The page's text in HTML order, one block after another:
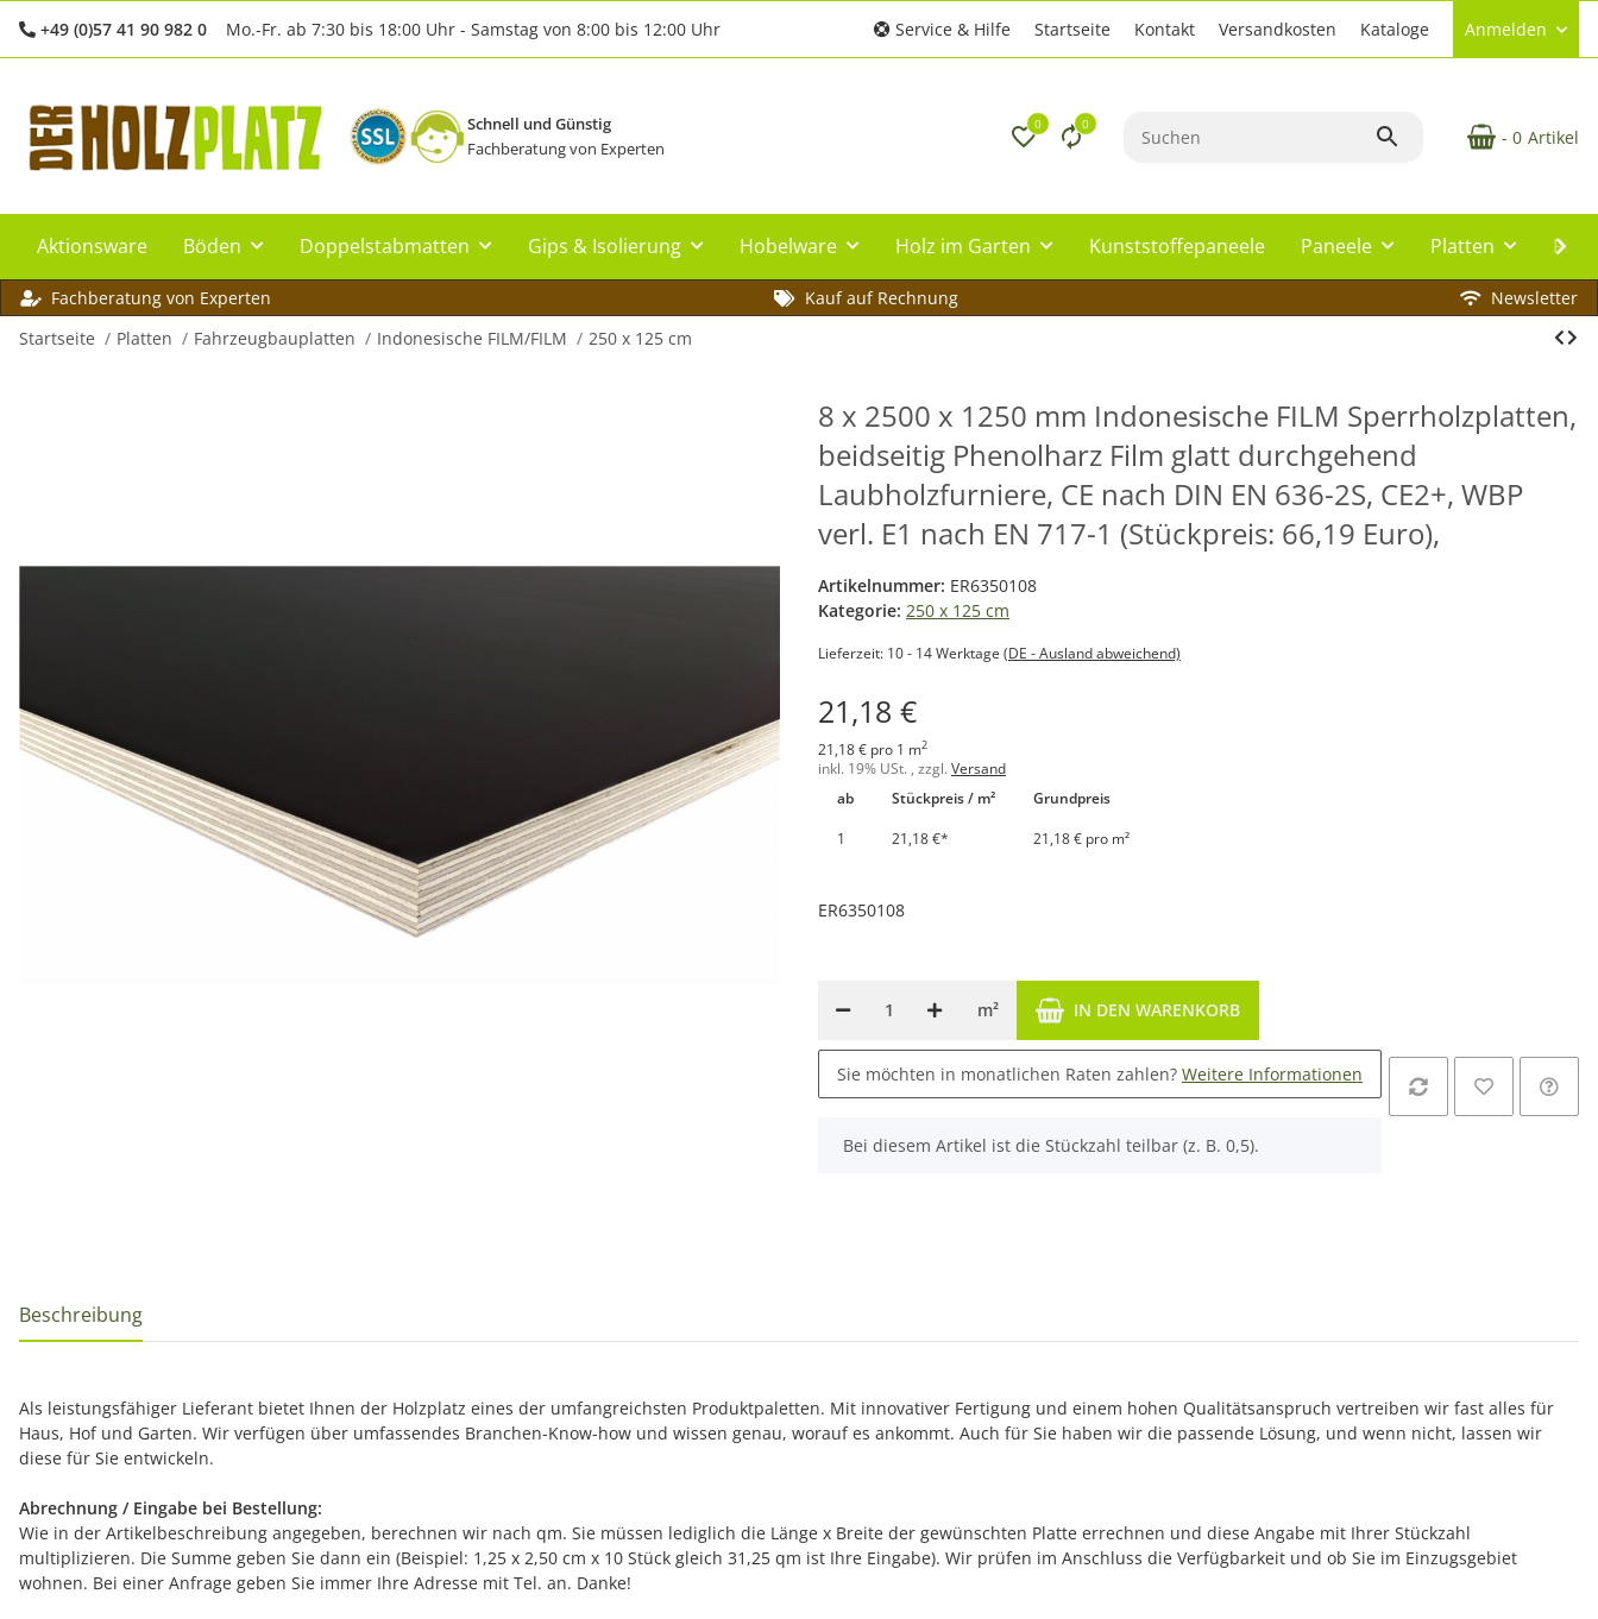
+49 (0)57 41 90 982 0 Mo.-Fr. ab 7:30 bis 18:00 Uhr - Samstag von 8:00 bis 12:00 Uhr Service & Hilfe Startseite Kontakt Versandkosten Kataloge Anmelden
Schnell und Günstig
Fachberatung von Experten
0 0
- 0 Artikel
Aktionsware Böden Doppelstabmatten Gips & Isolierung Hobelware Holz im Garten Kunststoffepaneele Paneele Platten
Fachberatung von Experten Kauf auf Rechnung
Newsletter
Startseite
Platten Fahrzeugbauplatten Indonesische FILM/FILM 250 x 125 cm
8 x 2500 x 1250 mm Indonesische FILM Sperrholzplatten,
beidseitig Phenolharz Film glatt durchgehend
Laubholzfurniere, CE nach DIN EN 636-2S, CE2+, WBP
verl. E1 nach EN 717-1 (Stückpreis: 66,19 Euro),
Artikelnummer: ER6350108
Kategorie: 250 x 125 cm
Lieferzeit: 10 - 14 Werktage (DE - Ausland abweichend)
21,18 €
21,18 € pro 1 m2
inkl. 19% USt. , zzgl. Versand
ab
Stückpreis / m²
Grundpreis
1
21,18 €* 21,18 € pro m²
ER6350108
m² IN DEN WARENKORB
Sie möchten in monatlichen Raten zahlen? Weitere Informationen
x
Bei diesem Artikel ist die Stückzahl teilbar (z. B. 0,5).
Beschreibung
Als leistungsfähiger Lieferant bietet Ihnen der Holzplatz eines der umfangreichsten Produktpaletten. Mit innovativer Fertigung und einem hohen Qualitätsanspruch vertreiben wir fast alles für
Haus, Hof und Garten. Wir verfügen über umfassendes Branchen-Know-how und wissen genau, worauf es ankommt. Auch für Sie haben wir die passende Lösung, und wenn nicht, lassen wir
diese für Sie entwickeln.
Abrechnung / Eingabe bei Bestellung:
Wie in der Artikelbeschreibung angegeben, berechnen wir nach qm. Sie müssen lediglich die Länge x Breite der gewünschten Platte errechnen und diese Angabe mit Ihrer Stückzahl
multiplizieren. Die Summe geben Sie dann ein (Beispiel: 1,25 x 2,50 cm x 10 Stück gleich 31,25 qm ist Ihre Eingabe). Wir prüfen im Anschluss die Verfügbarkeit und ob Sie im Einzugsgebiet
wohnen. Bei einer Anfrage geben Sie immer Ihre Adresse mit Tel. an. Danke!